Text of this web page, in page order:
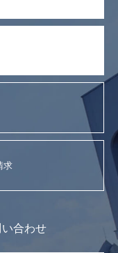
求
合わせ